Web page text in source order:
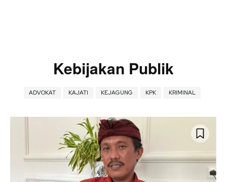
Kebijakan Publik
ADVOKAT KAJATI KEJAGUNG KPK KRIMINAL